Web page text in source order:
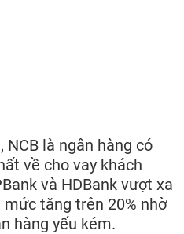
là ngân hàng có
về cho vay khách
và HDBank vượt xa
tăng trên 20% nhờ
hàng yếu kém.